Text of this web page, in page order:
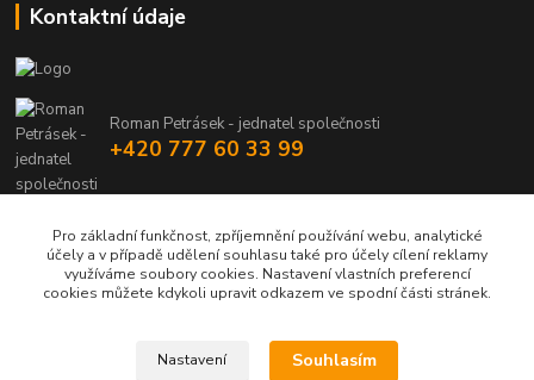
Kontaktní údaje
Roman Petrásek - jednatel společnosti
+420 777 60 33 99
Pro základní funkčnost, zpříjemnění používání webu, analytické
účely a v případě udělení souhlasu také pro účely cílení reklamy
využíváme soubory cookies. Nastavení vlastních preferencí
cookies můžete kdykoli upravit odkazem ve spodní části stránek.
Nastavení Souhlasím